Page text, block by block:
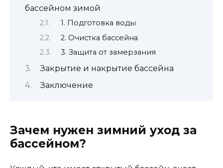
бассейном зимой
1. Подготовка воды
2. Очистка бассейна
3. Защита от замерзания
Закрытие и накрытие бассейна
Заключение
Зачем нужен зимний уход за
бассейном?